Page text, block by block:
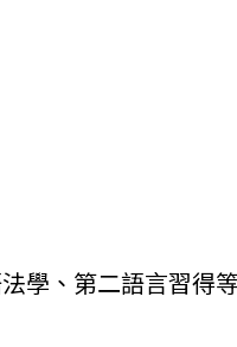
學、 第二語言習得